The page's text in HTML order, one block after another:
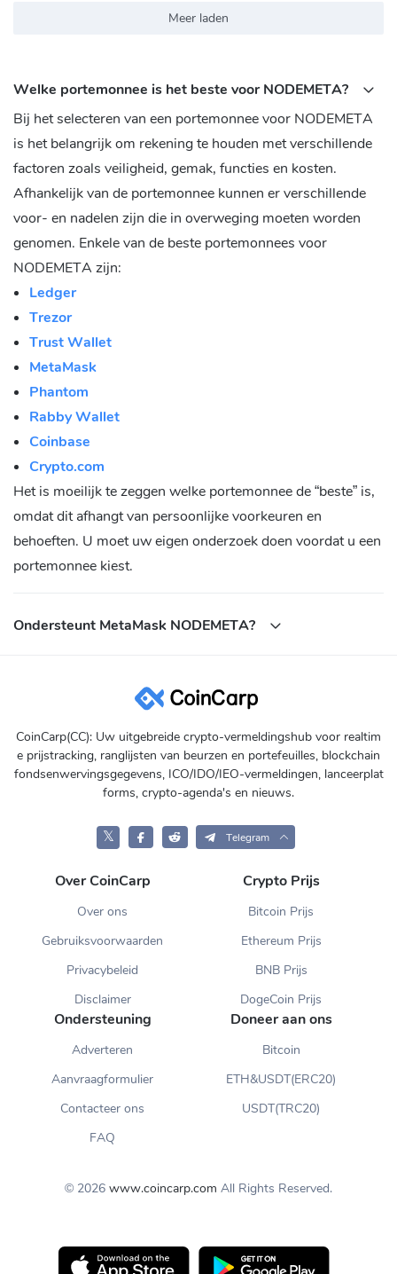
Meer laden
Welke portemonnee is het beste voor NODEMETA?
Bij het selecteren van een portemonnee voor NODEMETA
is het belangrijk om rekening te houden met verschillende
factoren zoals veiligheid, gemak, functies en kosten.
Afhankelijk van de portemonnee kunnen er verschillende
voor- en nadelen zijn die in overweging moeten worden
genomen. Enkele van de beste portemonnees voor
NODEMETA zijn:
Ledger
Trezor
Trust Wallet
MetaMask
Phantom
Rabby Wallet
Coinbase
Crypto.com
Het is moeilijk te zeggen welke portemonnee de “beste” is,
omdat dit afhangt van persoonlijke voorkeuren en
behoeften. U moet uw eigen onderzoek doen voordat u een
portemonnee kiest.
Ondersteunt MetaMask NODEMETA?
CoinCarp(CC): Uw uitgebreide crypto-vermeldingshub voor realtim
e prijstracking, ranglijsten van beurzen en portefeuilles, blockchain
fondsenwervingsgegevens, ICO/IDO/IEO-vermeldingen, lanceerplat
forms, crypto-agenda's en nieuws.
𝕏 Telegram
Over CoinCarp
Over ons
Gebruiksvoorwaarden
Privacybeleid
Disclaimer
Crypto Prijs
Bitcoin Prijs
Ethereum Prijs
BNB Prijs
DogeCoin Prijs
Ondersteuning
Adverteren
Aanvraagformulier
Contacteer ons
FAQ
Doneer aan ons
Bitcoin
ETH&USDT(ERC20)
USDT(TRC20)
© 2026 www.coincarp.com All Rights Reserved.